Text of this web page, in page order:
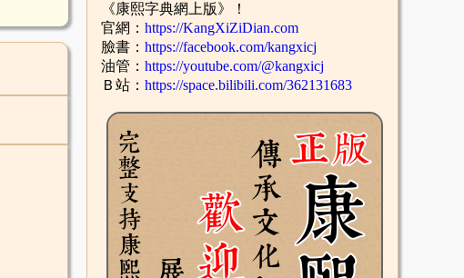
《康熙字典網上版》！
官網： https://KangXiZiDian.com
臉書： https://facebook.com/kangxicj
油管： https://youtube.com/@kangxicj
Ｂ站： https://space.bilibili.com/362131683